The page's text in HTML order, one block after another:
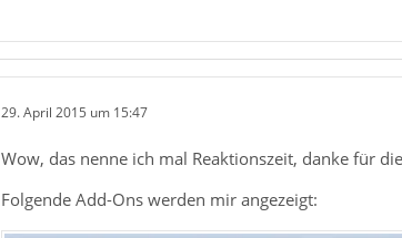
29. April 2015 um 15:47
Wow, das nenne ich mal Reaktionszeit, danke für
Folgende Add-Ons werden mir angezeigt: